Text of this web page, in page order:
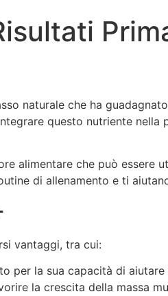
naturale che ha
questo nutriente
alimentare che può essere
di allenamento e ti
vantaggi, tra cui:
per la sua capacità di
la crescita della massa